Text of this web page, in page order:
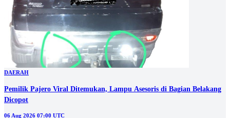
DAERAH
Pemilik Pajero Viral Ditemukan, Lampu Asesoris di Bagian Belakang
Dicopot
06 Aug 2026 07:00 UTC